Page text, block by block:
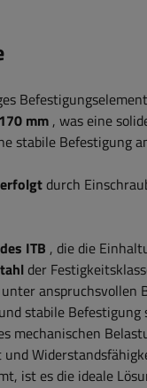
mm , was eine
stabile Befestigung
durch
ITB , die die
der
anspruchsvollen
stabile
mechanischen
ist es die ideale